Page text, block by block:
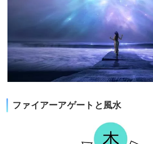
ファイアーアゲートと風水